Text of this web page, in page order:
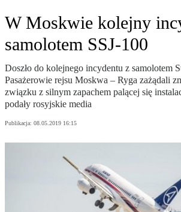
W Moskwie kolejny
samolotem SSJ-100
Doszło do kolejnego incydentu z samolotem
Pasażerowie rejsu Moskwa – Ryga zażądali
związku z silnym zapachem palącej się
podały rosyjskie media
Publikacja: 08.05.2019 16:15